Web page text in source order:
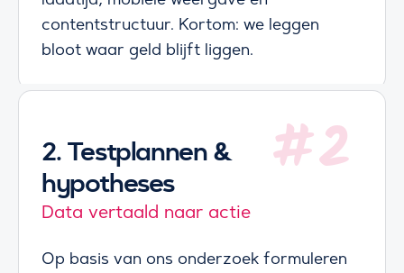
contentstructuur. Kortom: we leggen
bloot waar geld blijft liggen.
2.Testplannen &
hypotheses
Data vertaald naar actie
Op basis van ons onderzoek formuleren